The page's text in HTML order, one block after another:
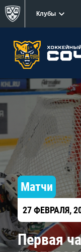
Клубы
Матчи
27 ФЕВРАЛЯ,
Первая